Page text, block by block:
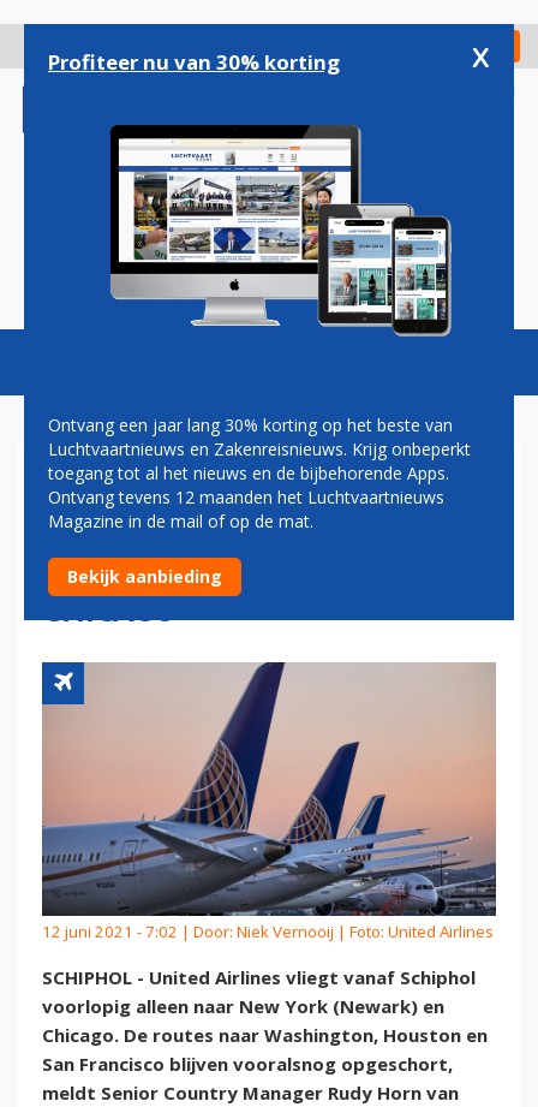
gaan
Check in
Magazine Podcasts Vacatures
UNITED AIRLINES VANAF
SCHIPHOL VOORLOPIG
ALLEEN NAAR NEWARK EN
CHICAGO
12 juni 2021 - 7:02 | Door: Niek Vernooij | Foto: United Airlines
SCHIPHOL - United Airlines vliegt vanaf Schiphol
voorlopig alleen naar New York (Newark) en
Chicago. De routes naar Washington, Houston en
San Francisco blijven vooralsnog opgeschort,
meldt Senior Country Manager Rudy Horn van
Profiteer nu van 30% korting x
Ontvang een jaar lang 30% korting op het beste van
Luchtvaartnieuws en Zakenreisnieuws. Krijg onbeperkt
toegang tot al het nieuws en de bijbehorende Apps.
Ontvang tevens 12 maanden het Luchtvaartnieuws
Magazine in de mail of op de mat.
Bekijk aanbieding